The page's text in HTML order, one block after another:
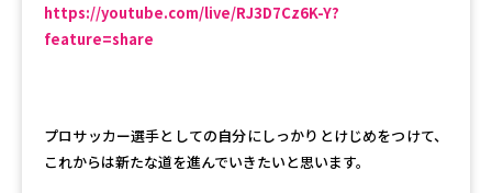
https://youtube.com/live/RJ3D7Cz6K-Y?
feature=share
プロサッカー選手としての自分にしっかりとけじめをつけて、
これからは新たな道を進んでいきたいと思います。